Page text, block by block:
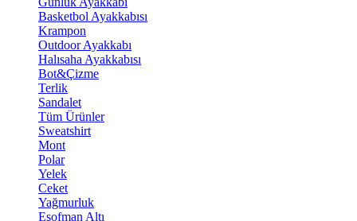
Basketbol Ayakkabısı
Krampon
Outdoor Ayakkabı
Halısaha Ayakkabısı
Bot&Çizme
Terlik
Sandalet
Tüm Ürünler
Sweatshirt
Mont
Polar
Yelek
Ceket
Yağmurluk
Eşofman Altı